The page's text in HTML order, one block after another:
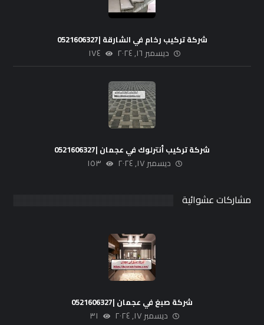
شركة تركيب رخام في الشارقة |0521606327
ديسمبر ١٦, ٢٠٢٤ ١٧٤
شركة تركيب أنترلوك في عجمان |0521606327
ديسمبر ١٧, ٢٠٢٤ ١٥٣
مشاركات عشوائية
شركة صبغ في عجمان |0521606327
ديسمبر ١٧, ٢٠٢٤ ٣١